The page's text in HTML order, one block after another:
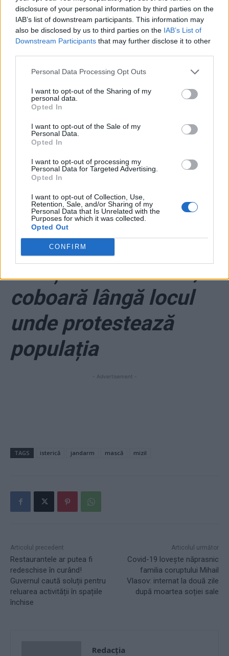
disclosure of your personal information by third parties on the
IAB’s list of downstream participants. This information may
also be disclosed by us to third parties on the IAB’s List of
Downstream Participants that may further disclose it to other
Personal Data Processing Opt Outs
I want to opt-out of the Sharing of my
personal data.
Opted In
I want to opt-out of the Sale of my
Personal Data.
Opted In
I want to opt-out of processing my
Personal Data for Targeted Advertising.
Opted In
I want to opt-out of Collection, Use,
Retention, Sale, and/or Sharing of my
Personal Data that Is Unrelated with the
Purposes for which it was collected.
Opted Out
CONFIRM
de durere al unui
militar care a luptat în
Afganistan
O nouă escrocherie a lui Radu Moraru: 300 de
candidați-fantomă! „Nașul” vinde funcții
publice de 200.000 de euro, instituind oficial
„taxa de protecție” în politică
VIDEO. Scena
elicopterului, varianta
Belarus: Lukașenko,
cu vestă antiglonț și
Kalașnikov în mână,
coboară lângă locul
unde protestează
populația
- Advertisement -
TAGS isterică jandarm mască mizil
Articolul precedent
Restaurantele ar putea fi
redeschise în curând!
Guvernul caută soluții pentru
reluarea activității în spațiile
închise
Articolul următor
Covid-19 lovește năprasnic
familia coruptului Mihail
Vlasov: internat la două zile
după moartea soției sale
Redacţia